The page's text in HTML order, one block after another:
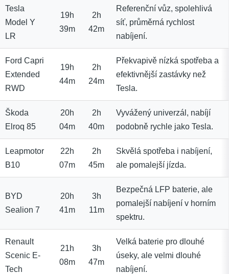
Tesla
Model Y
LR
19h
39m
2h
42m
Referenční vůz, spolehlivá
síť, průměrná rychlost
nabíjení.
Ford Capri
Extended
RWD
19h
44m
2h
24m
Překvapivě nízká spotřeba a
efektivnější zastávky než
Tesla.
Škoda
Elroq 85
20h
04m
2h
40m
Vyvážený univerzál, nabíjí
podobně rychle jako Tesla.
Leapmotor
B10
22h
07m
2h
45m
Skvělá spotřeba i nabíjení,
ale pomalejší jízda.
BYD
Sealion 7
20h
41m
3h
11m
Bezpečná LFP baterie, ale
pomalejší nabíjení v horním
spektru.
Renault
Scenic E-
Tech
21h
08m
3h
47m
Velká baterie pro dlouhé
úseky, ale velmi dlouhé
nabíjení.